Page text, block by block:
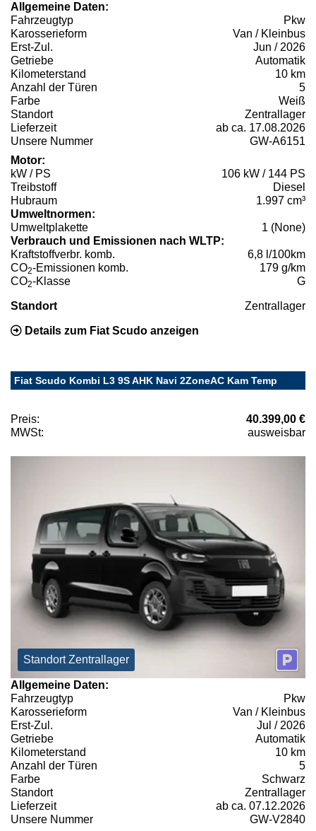
Allgemeine Daten:
Fahrzeugtyp
Pkw
Karosserieform
Van / Kleinbus
Erst-Zul.
Jun / 2026
Getriebe
Automatik
Kilometerstand
10 km
Anzahl der Türen
5
Farbe
Weiß
Standort
Zentrallager
Lieferzeit
ab ca. 17.08.2026
Unsere Nummer
GW-A6151
Motor:
kW / PS
106 kW / 144 PS
Treibstoff
Diesel
Hubraum
1.997 cm³
Umweltnormen:
Umweltplakette
1 (None)
Verbrauch und Emissionen nach WLTP:
Kraftstoffverbr. komb.
6,8 l/100km
CO2-Emissionen komb.
179 g/km
CO2-Klasse G
Standort Zentrallager
Details zum Fiat Scudo anzeigen
Fiat Scudo Kombi L3 9S AHK Navi 2ZoneAC Kam Temp
Preis:
40.399,00 €
MWSt:
ausweisbar
Standort Zentrallager
Allgemeine Daten:
Fahrzeugtyp
Pkw
Karosserieform
Van / Kleinbus
Erst-Zul.
Jul / 2026
Getriebe
Automatik
Kilometerstand
10 km
Anzahl der Türen
5
Farbe
Schwarz
Standort
Zentrallager
Lieferzeit
ab ca. 07.12.2026
Unsere Nummer
GW-V2840